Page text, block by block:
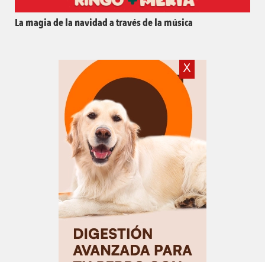
La magia de la navidad a través de la música
X